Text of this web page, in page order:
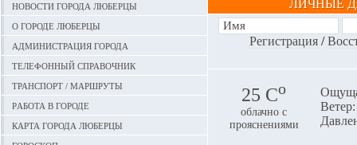
Новости города Люберцы
О городе Люберцы
Администрация города
Телефонный справочник
Транспорт / маршруты
Работа в городе
Карта города Люберцы
ЛИЧНЫЕ
Регистрация/
25 Сo
облачно с
прояснениями